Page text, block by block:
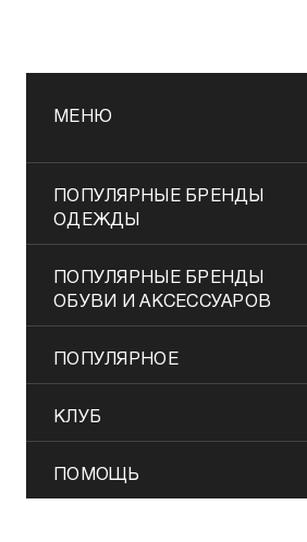
МЕНЮ
ПОПУЛЯРНЫЕ БРЕНДЫ
ОДЕЖДЫ
ПОПУЛЯРНЫЕ БРЕНДЫ
ОБУВИ И АКСЕССУАРОВ
ПОПУЛЯРНОЕ
КЛУБ
ПОМОЩЬ